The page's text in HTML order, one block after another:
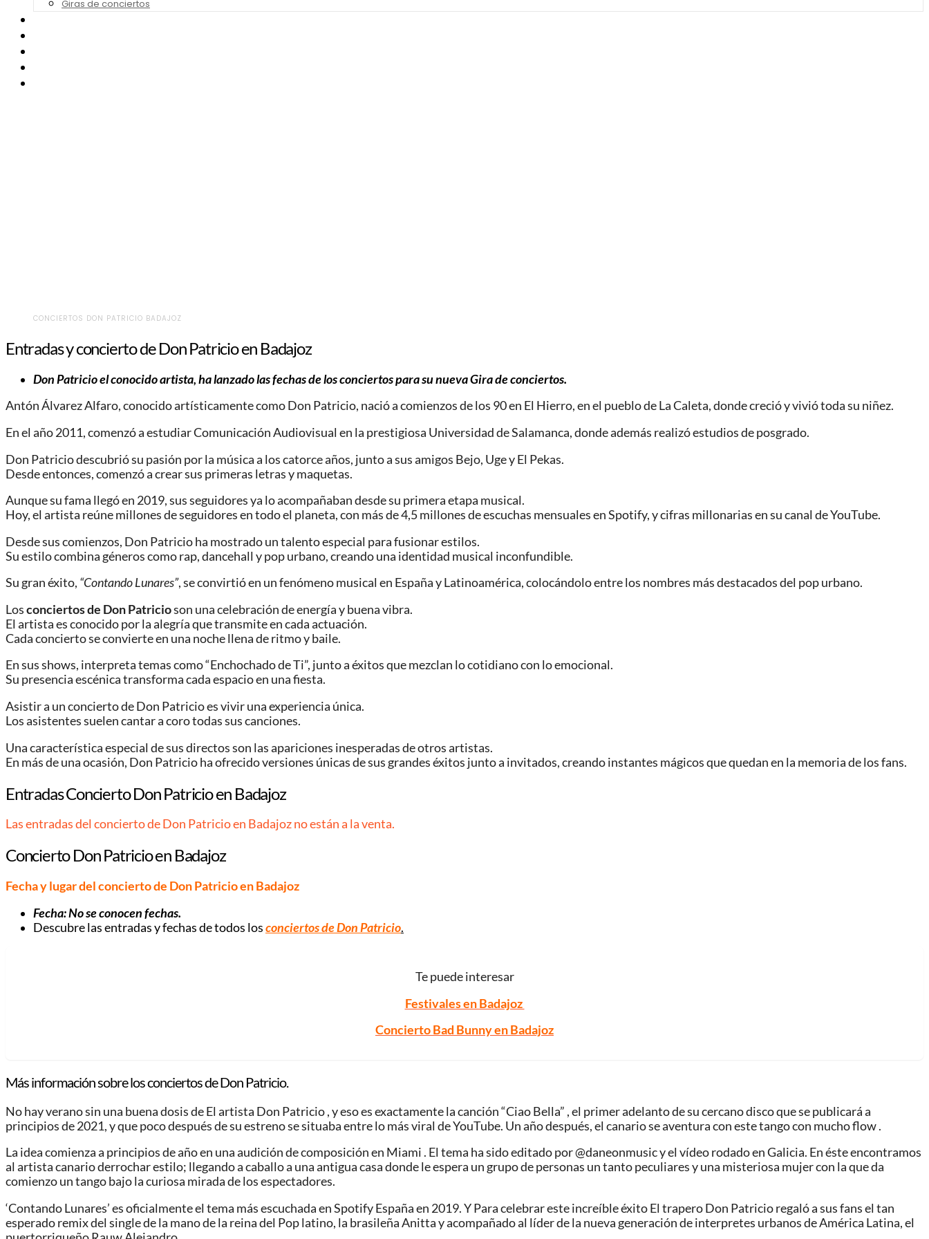
Giras de conciertos
CONCIERTOS DON PATRICIO BADAJOZ
Entradas y concierto de Don Patricio en Badajoz
Don Patricio el conocido artista, ha lanzado las fechas de los conciertos para su nueva Gira de conciertos.
Antón Álvarez Alfaro, conocido artísticamente como Don Patricio, nació a comienzos de los 90 en El Hierro, en el pueblo de La Caleta, donde creció y vivió toda su niñez.
En el año 2011, comenzó a estudiar Comunicación Audiovisual en la prestigiosa Universidad de Salamanca, donde además realizó estudios de posgrado.
Don Patricio descubrió su pasión por la música a los catorce años, junto a sus amigos Bejo, Uge y El Pekas.
Desde entonces, comenzó a crear sus primeras letras y maquetas.
Aunque su fama llegó en 2019, sus seguidores ya lo acompañaban desde su primera etapa musical.
Hoy, el artista reúne millones de seguidores en todo el planeta, con más de 4,5 millones de escuchas mensuales en Spotify, y cifras millonarias en su canal de YouTube.
Desde sus comienzos, Don Patricio ha mostrado un talento especial para fusionar estilos.
Su estilo combina géneros como rap, dancehall y pop urbano, creando una identidad musical inconfundible.
Su gran éxito, “Contando Lunares”, se convirtió en un fenómeno musical en España y Latinoamérica, colocándolo entre los nombres más destacados del pop urbano.
Losconciertos de Don Patricioson una celebración de energía y buena vibra.
El artista es conocido por la alegría que transmite en cada actuación.
Cada concierto se convierte en una noche llena de ritmo y baile.
En sus shows, interpreta temas como “Enchochado de Ti”, junto a éxitos que mezclan lo cotidiano con lo emocional.
Su presencia escénica transforma cada espacio en una fiesta.
Asistir a un concierto de Don Patricio es vivir una experiencia única.
Los asistentes suelen cantar a coro todas sus canciones.
Una característica especial de sus directos son las apariciones inesperadas de otros artistas.
En más de una ocasión, Don Patricio ha ofrecido versiones únicas de sus grandes éxitos junto a invitados, creando instantes mágicos que quedan en la memoria de los fans.
Entradas Concierto Don Patricio en Badajoz
Las entradas del concierto de Don Patricio en Badajoz no están a la venta.
Concierto Don Patricio en Badajoz
Fecha y lugar del concierto de Don Patricio en Badajoz
Fecha: No se conocen fechas.
Descubre las entradas y fechas de todos losconciertos de Don Patricio.
Te puede interesar
Festivales en Badajoz
Concierto Bad Bunny en Badajoz
Más información sobre los conciertos de Don Patricio.
No hay verano sin una buena dosis de El artista Don Patricio , y eso es exactamente la canción “Ciao Bella” , el primer adelanto de su cercano disco que se publicará a
principios de 2021, y que poco después de su estreno se situaba entre lo más viral de YouTube. Un año después, el canario se aventura con este tango con mucho flow .
La idea comienza a principios de año en una audición de composición en Miami . El tema ha sido editado por @daneonmusic y el vídeo rodado en Galicia. En éste encontramos
al artista canario derrochar estilo; llegando a caballo a una antigua casa donde le espera un grupo de personas un tanto peculiares y una misteriosa mujer con la que da
comienzo un tango bajo la curiosa mirada de los espectadores.
‘Contando Lunares’ es oficialmente el tema más escuchada en Spotify España en 2019. Y Para celebrar este increíble éxito El trapero Don Patricio regaló a sus fans el tan
esperado remix del single de la mano de la reina del Pop latino, la brasileña Anitta y acompañado al líder de la nueva generación de interpretes urbanos de América Latina, el